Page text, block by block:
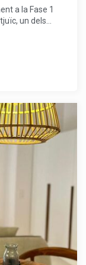
a la Fase 1
un dels
cura ofereix
gaudir de l'aire
de 2
La
i la
a tot
de
i un gimnàs
se, socialitzar
una
Montjuïc, la
cultura i
ciutat i a la zona
de Barcelona